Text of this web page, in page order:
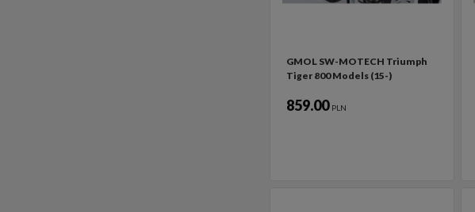
GMOL SW-MOTECH Triumph
Tiger 800 Models (15-)
859.00 PLN